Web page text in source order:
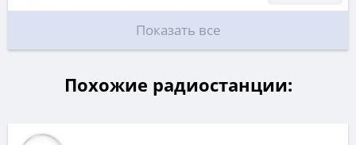
Показать все
Похожие радиостанции: